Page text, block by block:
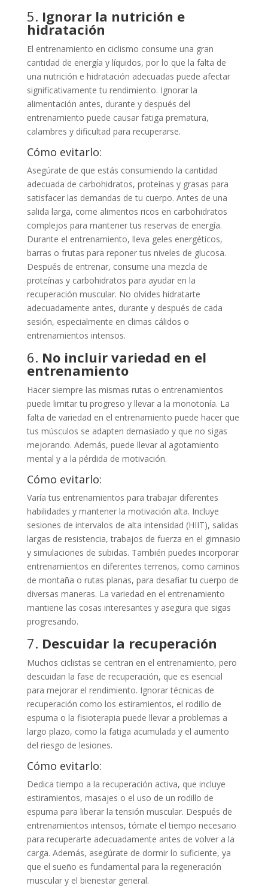
5. Ignorar la nutrición e
hidratación
El entrenamiento en ciclismo consume una gran
cantidad de energía y líquidos, por lo que la falta de
una nutrición e hidratación adecuadas puede afectar
significativamente tu rendimiento. Ignorar la
alimentación antes, durante y después del
entrenamiento puede causar fatiga prematura,
calambres y dificultad para recuperarse.
Cómo evitarlo:
Asegúrate de que estás consumiendo la cantidad
adecuada de carbohidratos, proteínas y grasas para
satisfacer las demandas de tu cuerpo. Antes de una
salida larga, come alimentos ricos en carbohidratos
complejos para mantener tus reservas de energía.
Durante el entrenamiento, lleva geles energéticos,
barras o frutas para reponer tus niveles de glucosa.
Después de entrenar, consume una mezcla de
proteínas y carbohidratos para ayudar en la
recuperación muscular. No olvides hidratarte
adecuadamente antes, durante y después de cada
sesión, especialmente en climas cálidos o
entrenamientos intensos.
6. No incluir variedad en el
entrenamiento
Hacer siempre las mismas rutas o entrenamientos
puede limitar tu progreso y llevar a la monotonía. La
falta de variedad en el entrenamiento puede hacer que
tus músculos se adapten demasiado y que no sigas
mejorando. Además, puede llevar al agotamiento
mental y a la pérdida de motivación.
Cómo evitarlo:
Varía tus entrenamientos para trabajar diferentes
habilidades y mantener la motivación alta. Incluye
sesiones de intervalos de alta intensidad (HIIT), salidas
largas de resistencia, trabajos de fuerza en el gimnasio
y simulaciones de subidas. También puedes incorporar
entrenamientos en diferentes terrenos, como caminos
de montaña o rutas planas, para desafiar tu cuerpo de
diversas maneras. La variedad en el entrenamiento
mantiene las cosas interesantes y asegura que sigas
progresando.
7. Descuidar la recuperación
Muchos ciclistas se centran en el entrenamiento, pero
descuidan la fase de recuperación, que es esencial
para mejorar el rendimiento. Ignorar técnicas de
recuperación como los estiramientos, el rodillo de
espuma o la fisioterapia puede llevar a problemas a
largo plazo, como la fatiga acumulada y el aumento
del riesgo de lesiones.
Cómo evitarlo:
Dedica tiempo a la recuperación activa, que incluye
estiramientos, masajes o el uso de un rodillo de
espuma para liberar la tensión muscular. Después de
entrenamientos intensos, tómate el tiempo necesario
para recuperarte adecuadamente antes de volver a la
carga. Además, asegúrate de dormir lo suficiente, ya
que el sueño es fundamental para la regeneración
muscular y el bienestar general.